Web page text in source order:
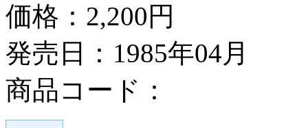
価格： 2,200円
発売日：1985年04月
商品コード：